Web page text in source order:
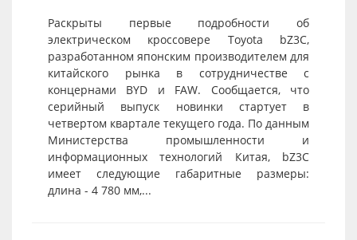
Раскрыты первые подробности об
электрическом кроссовере Toyota bZ3C,
разработанном японским производителем для
китайского рынка в сотрудничестве с
концернами BYD и FAW. Сообщается, что
серийный выпуск новинки стартует в
четвертом квартале текущего года. По данным
Министерства промышленности и
информационных технологий Китая, bZ3C
имеет следующие габаритные размеры:
длина - 4 780 мм,...